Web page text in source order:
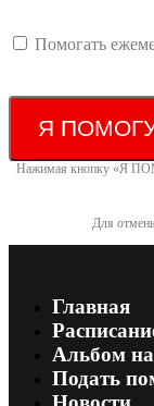
Помогать
Я
Нажимая кнопку «Я
Для
Главная
Альбом на
Подать